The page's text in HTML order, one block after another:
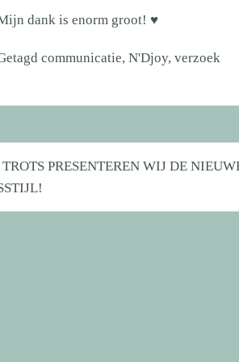
dank is enorm groot! ♥
communicatie, N'Djoy, verzoek
PRESENTEREN WIJ DE